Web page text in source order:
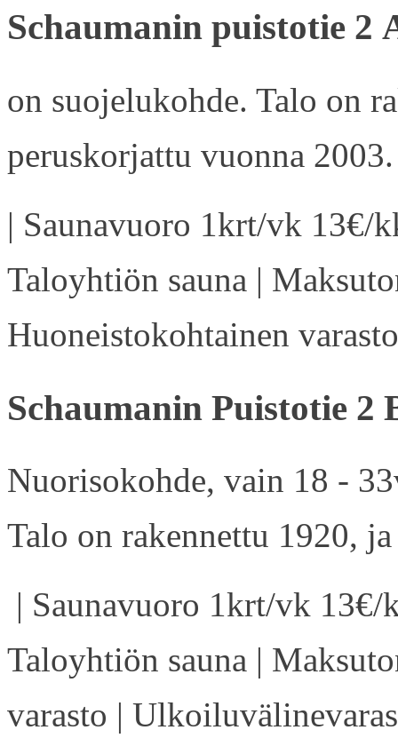
Schaumanin puistotie 2
on suojelukohde. Talo on
peruskorjattu vuonna 2003.
| Saunavuoro 1krt/vk 13€/
Taloyhtiön sauna |
Huoneistokohtainen
Schaumanin Puistotie 2
Nuorisokohde, vain 18 -
Talo on rakennettu 1920,
| Saunavuoro 1krt/vk
Taloyhtiön sauna |
varasto |